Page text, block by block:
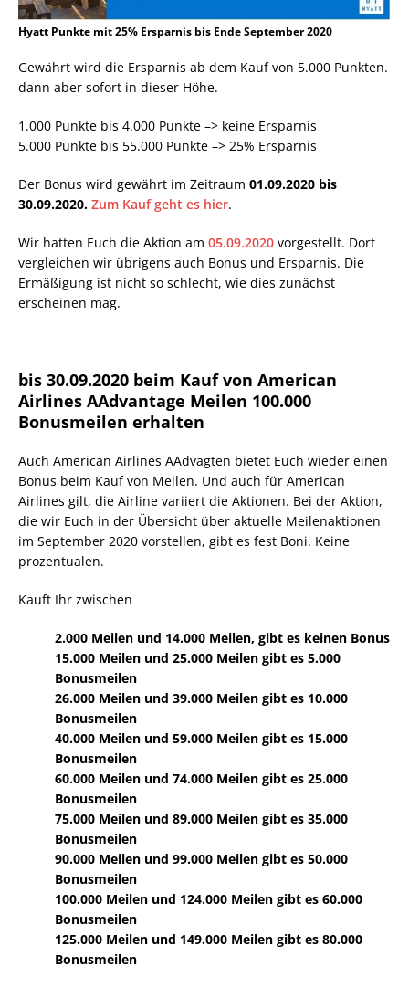
Hyatt Punkte mit 25% Ersparnis bis Ende September 2020
Gewährt wird die Ersparnis ab dem Kauf von 5.000 Punkten.
dann aber sofort in dieser Höhe.
1.000 Punkte bis 4.000 Punkte –> keine Ersparnis
5.000 Punkte bis 55.000 Punkte –> 25% Ersparnis
Der Bonus wird gewährt im Zeitraum 01.09.2020 bis
30.09.2020. Zum Kauf geht es hier.
Wir hatten Euch die Aktion am 05.09.2020 vorgestellt. Dort
vergleichen wir übrigens auch Bonus und Ersparnis. Die
Ermäßigung ist nicht so schlecht, wie dies zunächst
erscheinen mag.
bis 30.09.2020 beim Kauf von American
Airlines AAdvantage Meilen 100.000
Bonusmeilen erhalten
Auch American Airlines AAdvagten bietet Euch wieder einen
Bonus beim Kauf von Meilen. Und auch für American
Airlines gilt, die Airline variiert die Aktionen. Bei der Aktion,
die wir Euch in der Übersicht über aktuelle Meilenaktionen
im September 2020 vorstellen, gibt es fest Boni. Keine
prozentualen.
Kauft Ihr zwischen
2.000 Meilen und 14.000 Meilen, gibt es keinen Bonus
15.000 Meilen und 25.000 Meilen gibt es 5.000
Bonusmeilen
26.000 Meilen und 39.000 Meilen gibt es 10.000
Bonusmeilen
40.000 Meilen und 59.000 Meilen gibt es 15.000
Bonusmeilen
60.000 Meilen und 74.000 Meilen gibt es 25.000
Bonusmeilen
75.000 Meilen und 89.000 Meilen gibt es 35.000
Bonusmeilen
90.000 Meilen und 99.000 Meilen gibt es 50.000
Bonusmeilen
100.000 Meilen und 124.000 Meilen gibt es 60.000
Bonusmeilen
125.000 Meilen und 149.000 Meilen gibt es 80.000
Bonusmeilen